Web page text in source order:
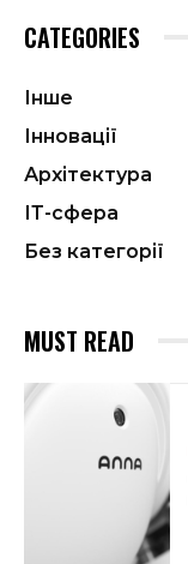
CATEGORIES
Інше
Інновації
Архітектура
ІТ-сфера
Без категорії
MUST READ